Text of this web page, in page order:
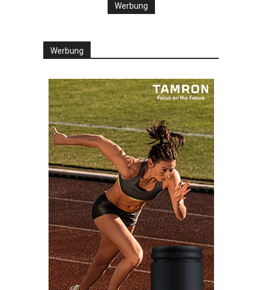
Werbung
Werbung